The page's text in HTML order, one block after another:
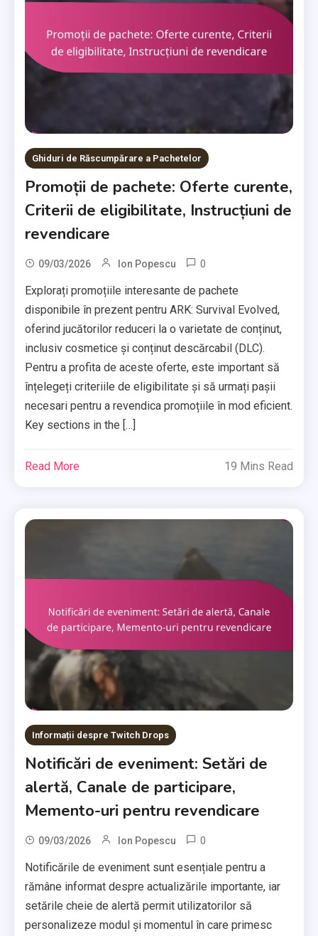
Ghiduri de Răscumpărare a Pachetelor
Promoții de pachete: Oferte curente,
Criterii de eligibilitate, Instrucțiuni de
revendicare
09/03/2026 Ion Popescu 0
Explorați promoțiile interesante de pachete
disponibile în prezent pentru ARK: Survival Evolved,
oferind jucătorilor reduceri la o varietate de conținut,
inclusiv cosmetice și conținut descărcabil (DLC).
Pentru a profita de aceste oferte, este important să
înțelegeți criteriile de eligibilitate și să urmați pașii
necesari pentru a revendica promoțiile în mod eficient.
Key sections in the […]
Read More 19 Mins Read
Informații despre Twitch Drops
Notificări de eveniment: Setări de
alertă, Canale de participare,
Memento-uri pentru revendicare
09/03/2026 Ion Popescu 0
Notificările de eveniment sunt esențiale pentru a
rămâne informat despre actualizările importante, iar
setările cheie de alertă permit utilizatorilor să
personalizeze modul și momentul în care primesc